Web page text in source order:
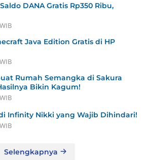
DANA Gratis Rp350 Ribu,
Java Edition Gratis di HP
Rumah Semangka di Sakura
Bikin Kagum!
di Infinity Nikki yang Wajib Dihindari!
Selengkapnya